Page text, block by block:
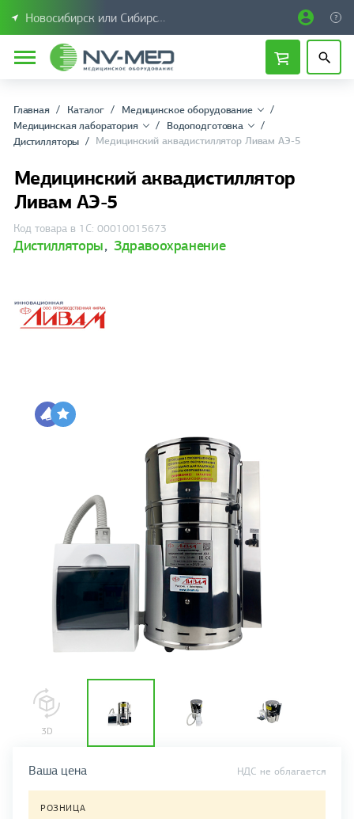
Новосибирск или Сибирский федеральный округ
Главная Каталог
Медицинское оборудование
Медицинская лаборатория
Водоподготовка
Дистилляторы
Медицинский аквадистиллятор Ливам АЭ-5
Медицинский аквадистиллятор
Ливам АЭ-5
Код товара в 1С: 00010015673
Дистилляторы, Здравоохранение
Ваша цена НДС не облагается
РОЗНИЦА